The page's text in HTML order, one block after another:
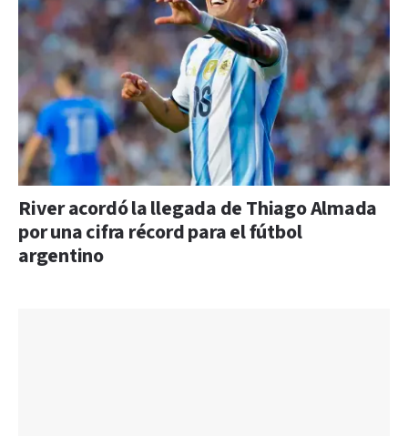
River acordó la llegada de Thiago Almada
por una cifra récord para el fútbol
argentino